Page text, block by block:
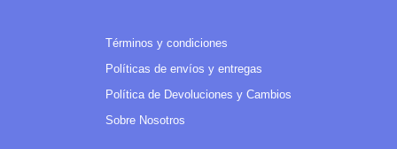
Términos y condiciones
Políticas de envíos y entregas
Política de Devoluciones y Cambios
Sobre Nosotros